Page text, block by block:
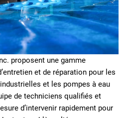
proposent une gamme
et de réparation pour les
et les pompes à eau
de techniciens qualifiés et
d’intervenir rapidement pour